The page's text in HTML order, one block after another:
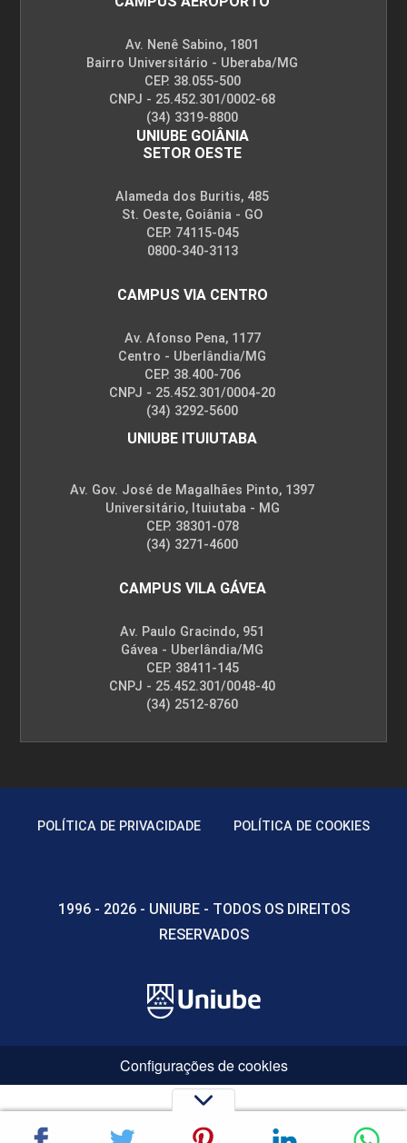
Av. Nenê Sabino, 1801
Bairro Universitário - Uberaba/MG
CEP. 38.055-500
CNPJ - 25.452.301/0002-68
(34) 3319-8800
UNIUBE GOIÂNIA
SETOR OESTE
Alameda dos Buritis, 485
St. Oeste, Goiânia - GO
CEP. 74115-045
0800-340-3113
CAMPUS VIA CENTRO
Av. Afonso Pena, 1177
Centro - Uberlândia/MG
CEP. 38.400-706
CNPJ - 25.452.301/0004-20
(34) 3292-5600
UNIUBE ITUIUTABA
Av. Gov. José de Magalhães Pinto, 1397
Universitário, Ituiutaba - MG
CEP. 38301-078
(34) 3271-4600
CAMPUS VILA GÁVEA
Av. Paulo Gracindo, 951
Gávea - Uberlândia/MG
CEP. 38411-145
CNPJ - 25.452.301/0048-40
(34) 2512-8760
POLÍTICA DE PRIVACIDADE POLÍTICA DE COOKIES
1996 - 2026 - UNIUBE - TODOS OS DIREITOS
RESERVADOS
Configurações de cookies